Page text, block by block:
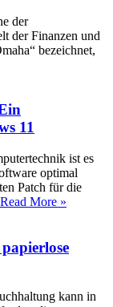
der
der Finanzen und
bezeichnet,
11
ist es
optimal
Patch für die
Read More »
kann in